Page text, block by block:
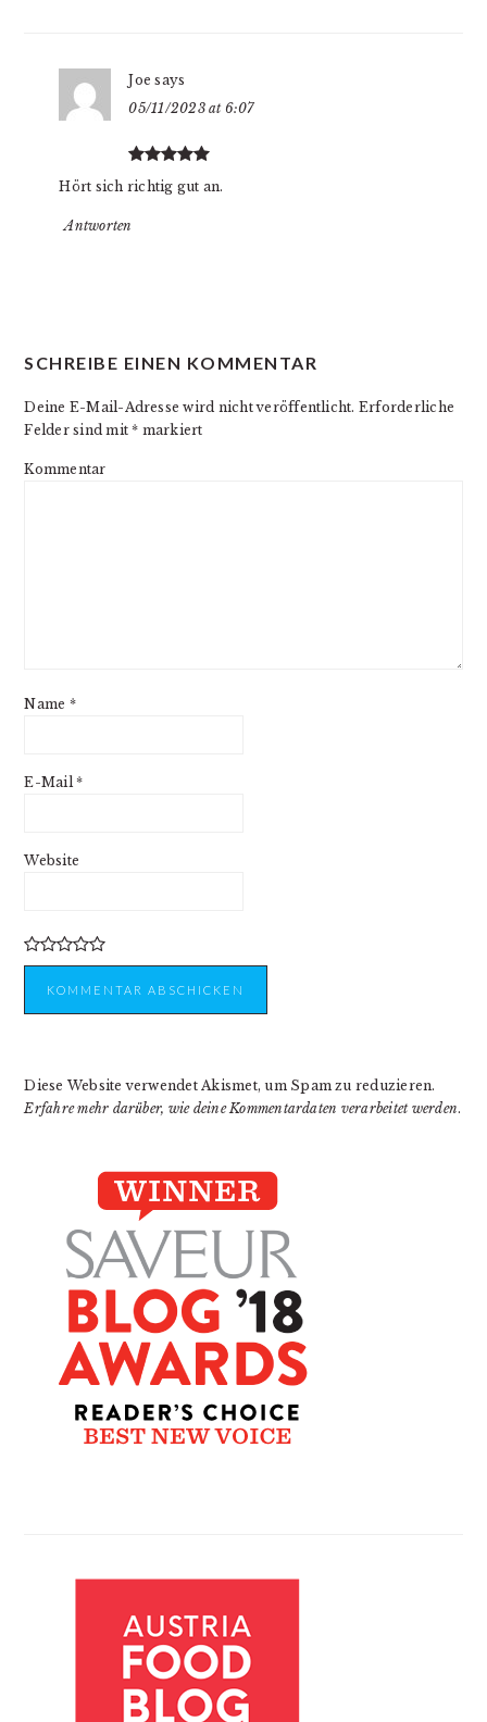
Joe says
05/11/2023 at 6:07
Hört sich richtig gut an.
Antworten
SCHREIBE EINEN KOMMENTAR
Deine E-Mail-Adresse wird nicht veröffentlicht. Erforderliche
Felder sind mit* markiert
Kommentar
Name *
E-Mail*
Website
Diese Website verwendet Akismet, um Spam zu reduzieren.
Erfahre mehr darüber, wie deine Kommentardaten verarbeitet werden.
PRIMARY
SIDEBAR